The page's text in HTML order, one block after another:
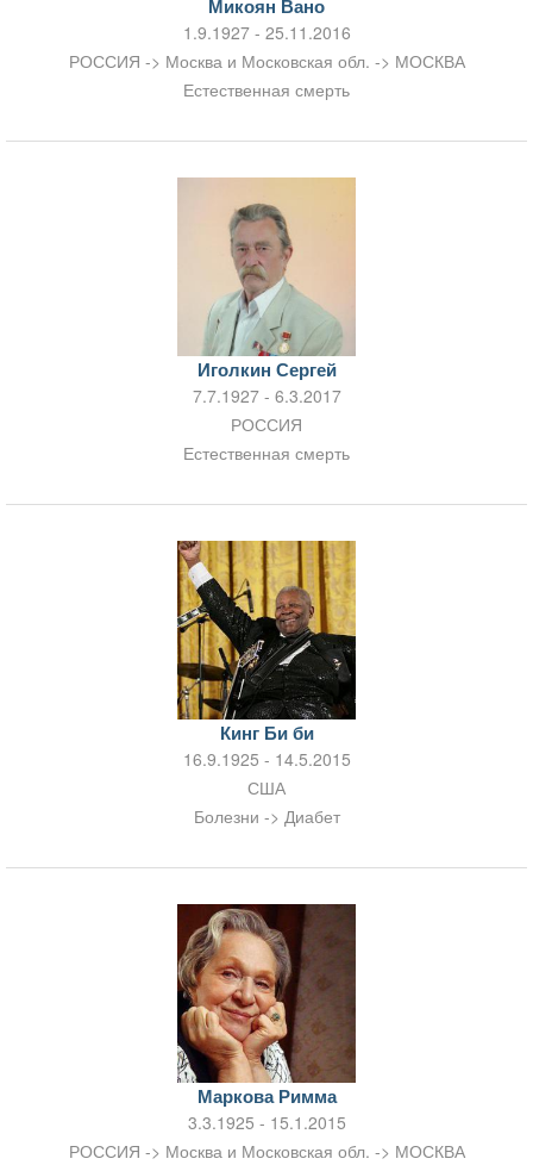
Микоян Вано
1.9.1927 - 25.11.2016
РОССИЯ -> Москва и Московская обл. -> МОСКВА
Естественная смерть
Иголкин Сергей
7.7.1927 - 6.3.2017
РОССИЯ
Естественная смерть
Кинг Би би
16.9.1925 - 14.5.2015
США
Болезни -> Диабет
Маркова Римма
3.3.1925 - 15.1.2015
РОССИЯ -> Москва и Московская обл. -> МОСКВА